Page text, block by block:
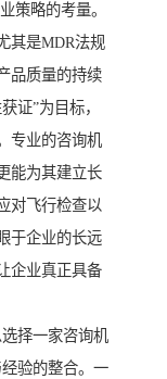
策略的考量。
其是MDR法规
品质量的持续
证”为目标，
专业的咨询机
能为其建立长
对飞行检查以
于企业的长远
企业真正具备
择一家咨询机
验的整合。一